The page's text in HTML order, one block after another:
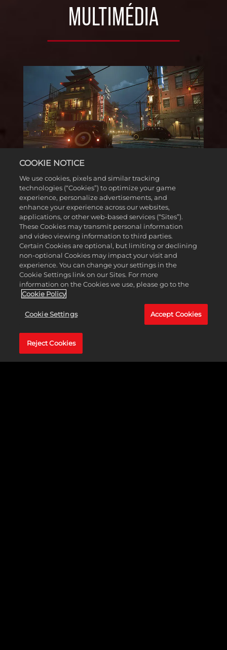
MULTIMÉDIA
COOKIE NOTICE
We use cookies, pixels and similar tracking
technologies (“Cookies”) to optimize your game
experience, personalize advertisements, and
enhance your experience across our websites,
applications, or other web-based services (“Sites”).
These Cookies may transmit personal information
and video viewing information to third parties.
Certain Cookies are optional, but limiting or declining
non-optional Cookies may impact your visit and
experience. You can change your settings in the
Cookie Settings link on our Sites. For more
information on the Cookies we use, please go to the
Cookie Policy
Cookie Settings Accept Cookies
Reject Cookies